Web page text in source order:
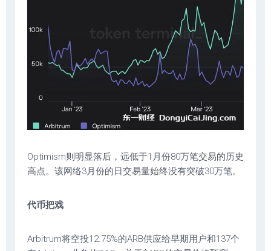
Optimism则明显落后，远低于1月份80万笔交易的历史
高点。该网络3月份的日交易量始终没有突破30万笔。
代币把戏
Arbitrum将空投12.75%的ARB供应给早期用户和137个